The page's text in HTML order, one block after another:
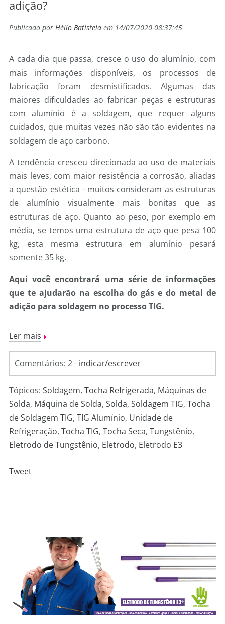
adição?
Publicado por Hélio Batistela em 14/07/2020 08:37:45
A cada dia que passa, cresce o uso do alumínio, com
mais informações disponíveis, os processos de
fabricação foram desmistificados. Algumas das
maiores dificuldades ao fabricar peças e estruturas
com alumínio é a soldagem, que requer alguns
cuidados, que muitas vezes não são tão evidentes na
soldagem de aço carbono.
A tendência cresceu direcionada ao uso de materiais
mais leves, com maior resistência a corrosão, aliadas
a questão estética - muitos consideram as estruturas
de alumínio visualmente mais bonitas que as
estruturas de aço. Quanto ao peso, por exemplo em
média, se temos uma estrutura de aço que pesa 100
kg, esta mesma estrutura em alumínio pesará
somente 35 kg.
Aqui você encontrará uma série de informações
que te ajudarão na escolha do gás e do metal de
adição para soldagem no processo TIG.
Ler mais
Comentários: 2 - indicar/escrever
Tópicos: Soldagem, Tocha Refrigerada, Máquinas de
Solda, Máquina de Solda, Solda, Soldagem TIG, Tocha
de Soldagem TIG, TIG Alumínio, Unidade de
Refrigeração, Tocha TIG, Tocha Seca, Tungstênio,
Eletrodo de Tungstênio, Eletrodo, Eletrodo E3
Tweet